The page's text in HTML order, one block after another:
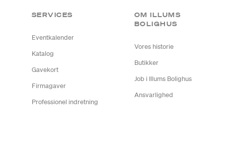
SERVICES
Eventkalender
Katalog
Gavekort
Firmagaver
Professionel indretning
OM ILLUMS
BOLIGHUS
Vores historie
Butikker
Job i Illums Bolighus
Ansvarlighed